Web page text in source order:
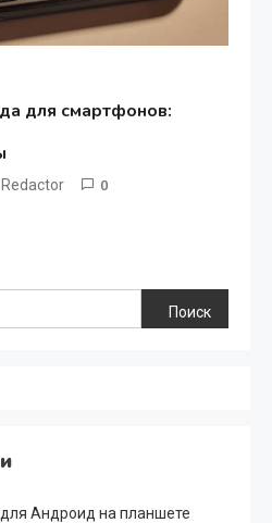
для смартфонов:
Redactor 0
Поиск
Андроид на планшете